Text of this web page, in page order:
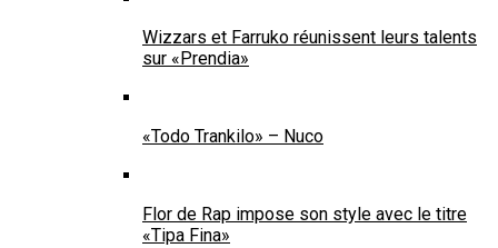
Wizzars et Farruko réunissent leurs talents
sur «Prendia»
«Todo Trankilo» – Nuco
Flor de Rap impose son style avec le titre
«Tipa Fina»